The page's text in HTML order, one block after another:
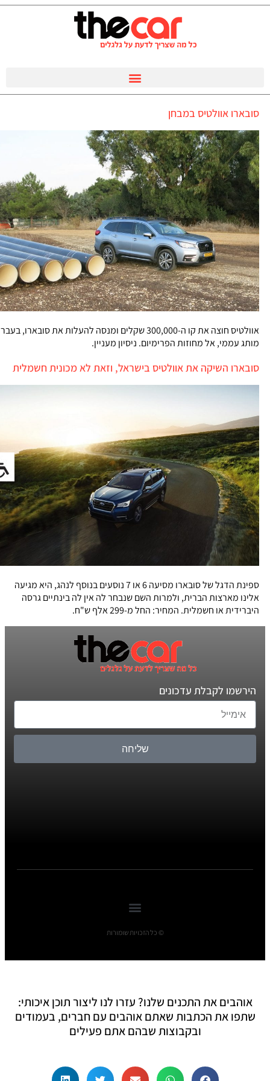
סובארו אוולטיס במבחן
אוולטיס חוצה את קו ה-300,000 שקלים ומנסה להעלות את סובארו, בעבר
מותג עממי, אל מחוזות הפרימיום. ניסיון מעניין.
סובארו השיקה את אוולטיס בישראל, וזאת לא מכונית חשמלית
ספינת הדגל של סובארו מסיעה 6 או 7 נוסעים בנוסף לנהג, היא מגיעה
אלינו מארצות הברית, ולמרות השם שנבחר לה אין לה בינתיים גרסה
היברידית או חשמלית. המחיר: החל מ-299 אלף ש"ח.
הירשמו לקבלת עדכונים
שליחה
© כל הזכויות שומורות
אוהבים את התכנים שלנו? עזרו לנו ליצור תוכן איכותי:
שתפו את הכתבות שאתם אוהבים עם חברים, בעמודים
ובקבוצות שבהם אתם פעילים